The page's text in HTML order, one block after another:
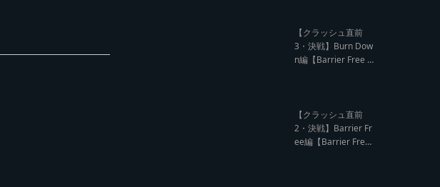
ド クラッシュレポー
ト】
【クラッシュ直前
3・決戦】Burn Dow
n編【Barrier Free v
【クラッシュ直前
2・決戦】Barrier Fr
ee編【Barrier Free